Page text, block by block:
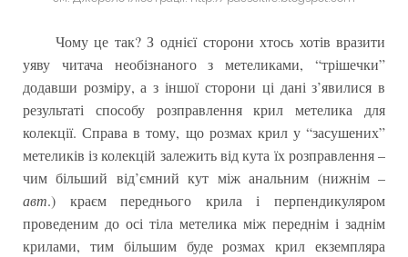
Чому це так? З однієї сторони хтось хотів вразити
уяву читача необізнаного з метеликами, “трішечки”
додавши розміру, а з іншої сторони ці дані з’явилися в
результаті способу розправлення крил метелика для
колекції. Справа в тому, що розмах крил у “засушених”
метеликів із колекцій залежить від кута їх розправлення –
чим більший від’ємний кут між анальним (нижнім –
авт.) краєм переднього крила і перпендикуляром
проведеним до осі тіла метелика між переднім і заднім
крилами, тим більшим буде розмах крил екземпляра